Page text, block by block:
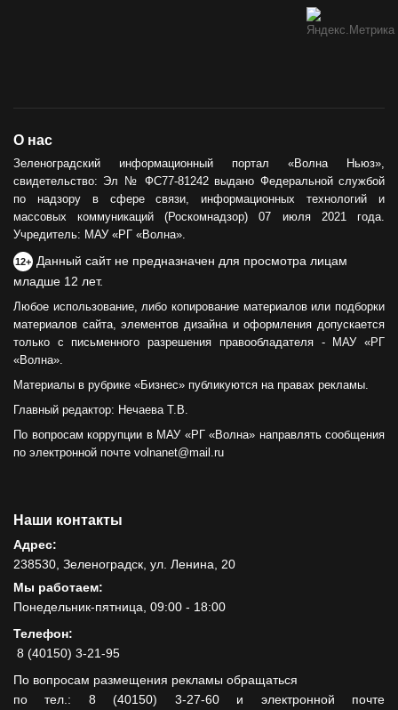
О нас
Зеленоградский информационный портал «Волна Ньюз»,
свидетельство: Эл № ФС77-81242 выдано Федеральной службой
по надзору в сфере связи, информационных технологий и
массовых коммуникаций (Роскомнадзор) 07 июля 2021 года.
Учредитель: МАУ «РГ «Волна».
12+ Данный сайт не предназначен для просмотра лицам
младше 12 лет.
Любое использование, либо копирование материалов или подборки
материалов сайта, элементов дизайна и оформления допускается
только с письменного разрешения правообладателя - МАУ «РГ
«Волна».
Материалы в рубрике «Бизнес» публикуются на правах рекламы.
Главный редактор: Нечаева Т.В.
По вопросам коррупции в МАУ «РГ «Волна» направлять сообщения
по электронной почте volnanet@mail.ru
Наши контакты
Адрес:
238530, Зеленоградск, ул. Ленина, 20
Мы работаем:
Понедельник-пятница, 09:00 - 18:00
Телефон:
8 (40150) 3-21-95
По вопросам размещения рекламы обращаться
по тел.: 8 (40150) 3-27-60 и электронной почте